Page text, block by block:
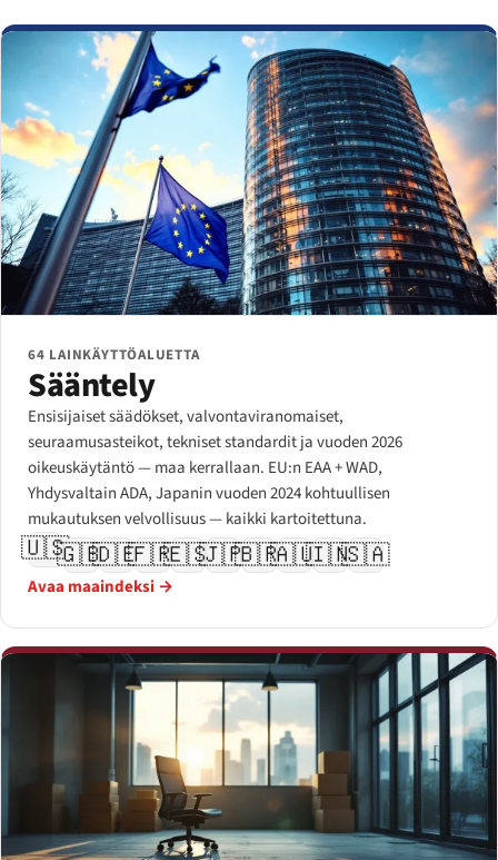
64 LAINKÄYTTÖALUETTA
Sääntely
Ensisijaiset säädökset, valvontaviranomaiset,
seuraamusasteikot, tekniset standardit ja vuoden 2026
oikeuskäytäntö — maa kerrallaan. EU:n EAA + WAD,
Yhdysvaltain ADA, Japanin vuoden 2024 kohtuullisen
mukautuksen velvollisuus — kaikki kartoitettuna.
🇺🇸🇬🇧🇩🇪🇫🇷🇪🇸🇯🇵🇧🇷🇦🇺🇮🇳🇸🇦
Avaa maaindeksi →